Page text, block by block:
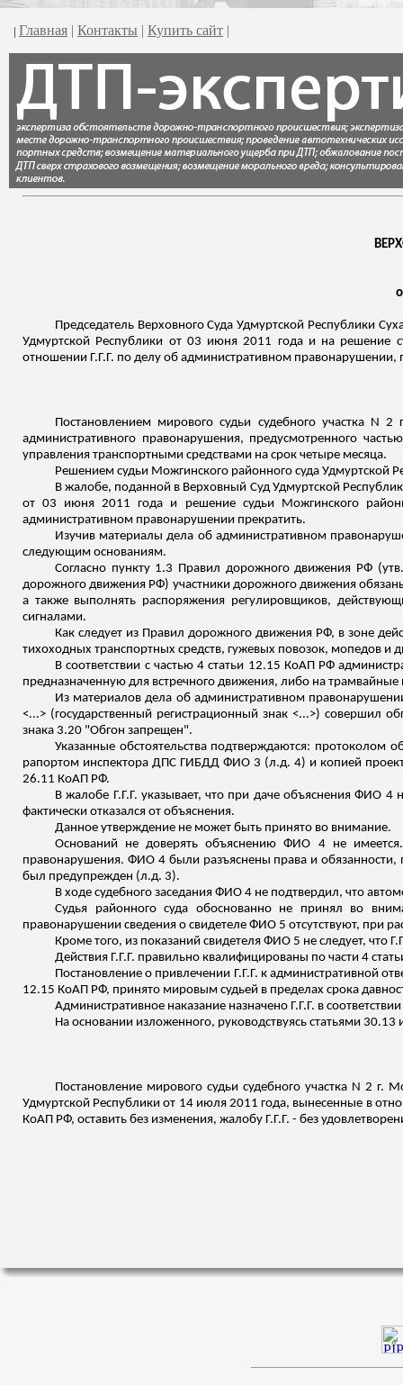
| Главная | Контакты | Купить сайт |
Председатель Верховного Суда Удмуртской Республики
Удмуртской Республики от 03 июня 2011 года и на решение
отношении Г.Г.Г. по делу об административном правонарушении,
Постановлением мирового судьи судебного участка
административного правонарушения, предусмотренного
управления транспортными средствами на срок четыре месяца.
Решением судьи Можгинского районного суда Удмуртской
В жалобе, поданной в Верховный Суд Удмуртской
от 03 июня 2011 года и решение судьи Можгинского
административном правонарушении прекратить.
Изучив материалы дела об административном
следующим основаниям.
Согласно пункту 1.3 Правил дорожного движения РФ
дорожного движения РФ) участники дорожного движения
а также выполнять распоряжения регулировщиков,
сигналами.
Как следует из Правил дорожного движения РФ, в зоне
тихоходных транспортных средств, гужевых повозок, мопедов и
В соответствии с частью 4 статьи 12.15 КоАП РФ
предназначенную для встречного движения, либо на
Из материалов дела об административном
<...> (государственный регистрационный знак <...>) совершил
знака 3.20 "Обгон запрещен".
Указанные обстоятельства подтверждаются: протоколом
рапортом инспектора ДПС ГИБДД ФИО 3 (л.д. 4) и копией
26.11 КоАП РФ.
В жалобе Г.Г.Г. указывает, что при даче объяснения ФИО
фактически отказался от объяснения.
Данное утверждение не может быть принято во внимание.
Оснований не доверять объяснению ФИО 4 не
правонарушения. ФИО 4 были разъяснены права и обязанности,
был предупрежден (л.д. 3).
В ходе судебного заседания ФИО 4 не подтвердил, что
Судья районного суда обоснованно не принял во
правонарушении сведения о свидетеле ФИО 5 отсутствуют, при
Кроме того, из показаний свидетеля ФИО 5 не следует, что
Действия Г.Г.Г. правильно квалифицированы по части 4
Постановление о привлечении Г.Г.Г. к административной
12.15 КоАП РФ, принято мировым судьей в пределах срока
Административное наказание назначено Г.Г.Г. в
На основании изложенного, руководствуясь статьями
Постановление мирового судьи судебного участка N 2
Удмуртской Республики от 14 июля 2011 года, вынесенные в
КоАП РФ, оставить без изменения, жалобу Г.Г.Г. - без